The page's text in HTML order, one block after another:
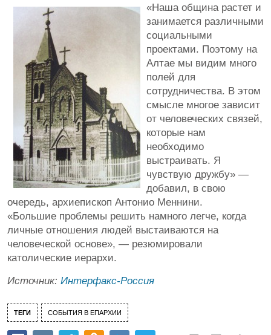
«Наша община растет и
занимается различными
социальными
проектами. Поэтому на
Алтае мы видим много
полей для
сотрудничества. В этом
смысле многое зависит
от человеческих связей,
которые нам
необходимо
выстраивать. Я
чувствую дружбу» —
добавил, в свою
очередь, архиепископ Антонио Меннини.
«Большие проблемы решить намного легче, когда
личные отношения людей выстаиваются на
человеческой основе», — резюмировали
католические иерархи.
Источник: Интерфакс-Россия
ТЕГИ СОБЫТИЯ В ЕПАРХИИ